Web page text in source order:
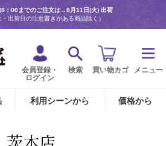
8：00までのご注文は→8月11日(火) 出荷
出荷日の注意書きがある商品除く）
会員登録・
ログイン
検索 買い物カゴ メニュー
利用シーンから 価格から